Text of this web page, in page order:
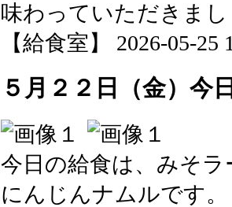
味わっていただきま
【給食室】 2026-05-25
５月２２日（金）今
今日の給食は、みそ
にんじんナムルです。